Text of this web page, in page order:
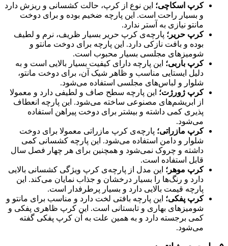
کرپ اسکاچی؛ این نوع از کرپ، حالت کشسانی و ریزش دارد
و بسیار راحت است. این پارچه ضخیم بوده و برای دوخت
مانتو نیازی به آستر ندارد.
کرپ حریر؛ پارچه‌ی کرپ حریر بسیار ظریف، نرم و لطیف
بوده و بافت نازکی دارد. این پارچه برای دوخت مانتو و
شومیزهای مجلسی بسیار محبوب است.
کرپ باربی؛ این پارچه دارای کیفیت بسیار بالایی است و به
دلیل ایستایی مناسب و ظاهر شیک آن، برای دوخت مانتو،
شلوار و لباس‌های مجلسی استفاده می‌شود.
کرپ ژورژت؛ این پارچه سطح صاف و لطیفی دارد و معمولا
از ابریشم‌های مصنوعی ساخته می‌شود. این پارچه انعطاف
پذیری کمی داشته و بیشتر برای دوخت پیراهن استفاده
می‌شود.
کرپ مازراتی؛ پارچه‌ی کرپ مازراتی معمولا برای دوخت
شلوار و دامن استفاده می‌شود. این پارچه کشسانی کمی
داشته و چروک نمی‌شود و همچنین برای هر چهار فصل سال
قابل استفاده است.
کرپ موهر؛ این مدل از پارچه‌ی کرپ ویژگی کشسانی بالایی
دارد و رنگ‌ها را بسیار درخشان و جذاب نمایان می‌کند. این
پارچه قیمت بالایی دارد و بسیار پرطرفدار است.
کرپ پفکی؛ این پارچه بافتی لخت دارد و مناسب برای مانتو و
شومیزهای بهاری و تابستانی است. این کرپ ظاهری پفکی و
کمی برجسته دارد و به همین علت به آن کرپ پفکی گفته
می‌شود.